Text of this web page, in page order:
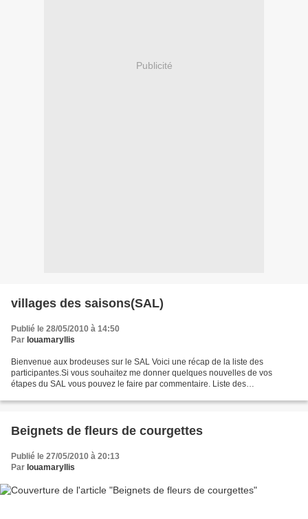
Publicité
villages des saisons(SAL)
Publié le 28/05/2010 à 14:50
Par louamaryllis
Bienvenue aux brodeuses sur le SAL Voici une récap de la liste des
participantes.Si vous souhaitez me donner quelques nouvelles de vos
étapes du SAL vous pouvez le faire par commentaire. Liste des
Beignets de fleurs de courgettes
Publié le 27/05/2010 à 20:13
Par louamaryllis